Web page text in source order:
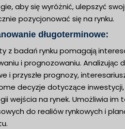
aby się wyróżnić, ulepszyć
pozycjonować się na rynku.
długoterminowe:
z badań rynku pomagają
i prognozowaniu. Analizując
i przyszłe prognozy,
decyzje dotyczące
wejścia na rynek. Umożliwia
do realiów rynkowych i